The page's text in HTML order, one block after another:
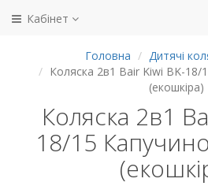
Кабінет
Головна Дитячі
Коляска 2в1 Bair Kiwi BK-18/
(екошкіра)
Коляска 2в1
18/15